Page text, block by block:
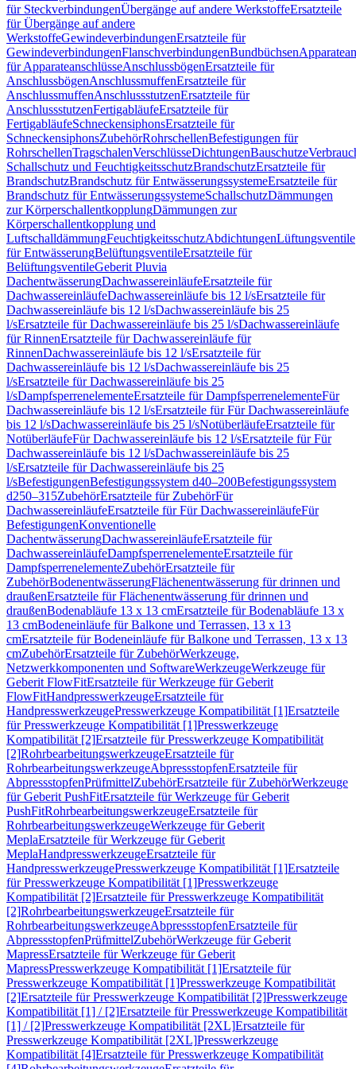
für SteckverbindungenÜbergänge auf andere WerkstoffeErsatzteile
für Übergänge auf andere
WerkstoffeGewindeverbindungenErsatzteile für
GewindeverbindungenFlanschverbindungenBundbüchsen
für ApparateanschlüsseAnschlussbögenErsatzteile für
AnschlussbögenAnschlussmuffenErsatzteile für
AnschlussmuffenAnschlussstutzenErsatzteile für
AnschlussstutzenFertigabläufeErsatzteile für
FertigabläufeSchneckensiphonsErsatzteile für
SchneckensiphonsZubehörRohrschellenBefestigungen für
RohrschellenTragschalenVerschlüsseDichtungenBauschutze
Schallschutz und FeuchtigkeitsschutzBrandschutzErsatzteile für
BrandschutzBrandschutz für EntwässerungssystemeErsatzteile für
Brandschutz für EntwässerungssystemeSchallschutzDämmungen
zur KörperschallentkopplungDämmungen zur
Körperschallentkopplung und
LuftschalldämmungFeuchtigkeitsschutzAbdichtungenLüftungsventile
für EntwässerungBelüftungsventileErsatzteile für
BelüftungsventileGeberit Pluvia
DachentwässerungDachwassereinläufeErsatzteile für
DachwassereinläufeDachwassereinläufe bis 12 l/sErsatzteile für
Dachwassereinläufe bis 12 l/sDachwassereinläufe bis 25
l/sErsatzteile für Dachwassereinläufe bis 25 l/sDachwassereinläufe
für RinnenErsatzteile für Dachwassereinläufe für
RinnenDachwassereinläufe bis 12 l/sErsatzteile für
Dachwassereinläufe bis 12 l/sDachwassereinläufe bis 25
l/sErsatzteile für Dachwassereinläufe bis 25
l/sDampfsperrenelementeErsatzteile für DampfsperrenelementeFür
Dachwassereinläufe bis 12 l/sErsatzteile für Für Dachwassereinläufe
bis 12 l/sDachwassereinläufe bis 25 l/sNotüberläufeErsatzteile für
NotüberläufeFür Dachwassereinläufe bis 12 l/sErsatzteile für Für
Dachwassereinläufe bis 12 l/sDachwassereinläufe bis 25
l/sErsatzteile für Dachwassereinläufe bis 25
l/sBefestigungenBefestigungssystem d40–200Befestigungssystem
d250–315ZubehörErsatzteile für ZubehörFür
DachwassereinläufeErsatzteile für Für DachwassereinläufeFür
BefestigungenKonventionelle
DachentwässerungDachwassereinläufeErsatzteile für
DachwassereinläufeDampfsperrenelementeErsatzteile für
DampfsperrenelementeZubehörErsatzteile für
ZubehörBodenentwässerungFlächenentwässerung für drinnen und
draußenErsatzteile für Flächenentwässerung für drinnen und
draußenBodenabläufe 13 x 13 cmErsatzteile für Bodenabläufe 13 x
13 cmBodeneinläufe für Balkone und Terrassen, 13 x 13
cmErsatzteile für Bodeneinläufe für Balkone und Terrassen, 13 x 13
cmZubehörErsatzteile für ZubehörWerkzeuge,
Netzwerkkomponenten und SoftwareWerkzeugeWerkzeuge für
Geberit FlowFitErsatzteile für Werkzeuge für Geberit
FlowFitHandpresswerkzeugeErsatzteile für
HandpresswerkzeugePresswerkzeuge Kompatibilität [1]Ersatzteile
für Presswerkzeuge Kompatibilität [1]Presswerkzeuge
Kompatibilität [2]Ersatzteile für Presswerkzeuge Kompatibilität
[2]RohrbearbeitungswerkzeugeErsatzteile für
RohrbearbeitungswerkzeugeAbpressstopfenErsatzteile für
AbpressstopfenPrüfmittelZubehörErsatzteile für ZubehörWerkzeuge
für Geberit PushFitErsatzteile für Werkzeuge für Geberit
PushFitRohrbearbeitungswerkzeugeErsatzteile für
RohrbearbeitungswerkzeugeWerkzeuge für Geberit
MeplaErsatzteile für Werkzeuge für Geberit
MeplaHandpresswerkzeugeErsatzteile für
HandpresswerkzeugePresswerkzeuge Kompatibilität [1]Ersatzteile
für Presswerkzeuge Kompatibilität [1]Presswerkzeuge
Kompatibilität [2]Ersatzteile für Presswerkzeuge Kompatibilität
[2]RohrbearbeitungswerkzeugeErsatzteile für
RohrbearbeitungswerkzeugeAbpressstopfenErsatzteile für
AbpressstopfenPrüfmittelZubehörWerkzeuge für Geberit
MapressErsatzteile für Werkzeuge für Geberit
MapressPresswerkzeuge Kompatibilität [1]Ersatzteile für
Presswerkzeuge Kompatibilität [1]Presswerkzeuge Kompatibilität
[2]Ersatzteile für Presswerkzeuge Kompatibilität [2]Presswerkzeuge
Kompatibilität [1] / [2]Ersatzteile für Presswerkzeuge Kompatibilität
[1] / [2]Presswerkzeuge Kompatibilität [2XL]Ersatzteile für
Presswerkzeuge Kompatibilität [2XL]Presswerkzeuge
Kompatibilität [4]Ersatzteile für Presswerkzeuge Kompatibilität